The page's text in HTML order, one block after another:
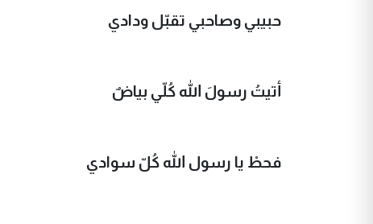
حبيبي وصاحبي تقبّل ودادي
أتيتُ رسولَ الله كُلّي بياضٌ
فحطْ يا رسول الله كُلّ سوادي